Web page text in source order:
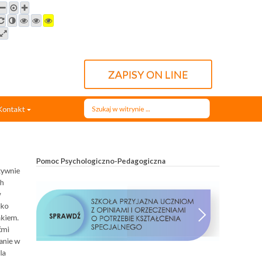
ZAPISY ON LINE
Szukaj...
w
Pomoc Psychologiczno-Pedagogiczna